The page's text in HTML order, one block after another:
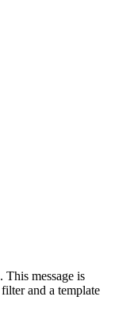
message is
and a template